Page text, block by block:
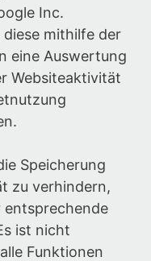
Inc.
mithilfe der
eine Auswertung
Websiteaktivität
Speicherung
zu verhindern,
entsprechende
ist nicht
Funktionen